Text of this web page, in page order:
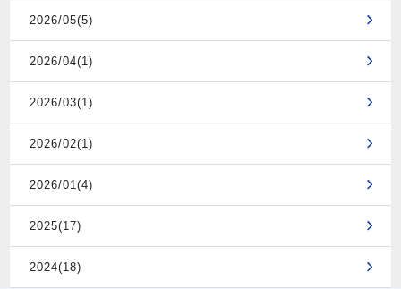
2026/05(5)
2026/04(1)
2026/03(1)
2026/02(1)
2026/01(4)
2025(17)
2024(18)